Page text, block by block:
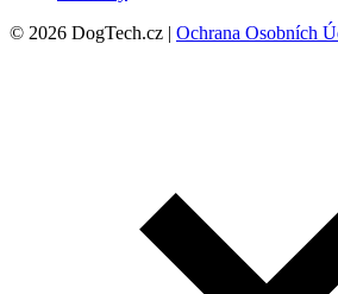
© 2026 DogTech.cz | Ochrana Osobních